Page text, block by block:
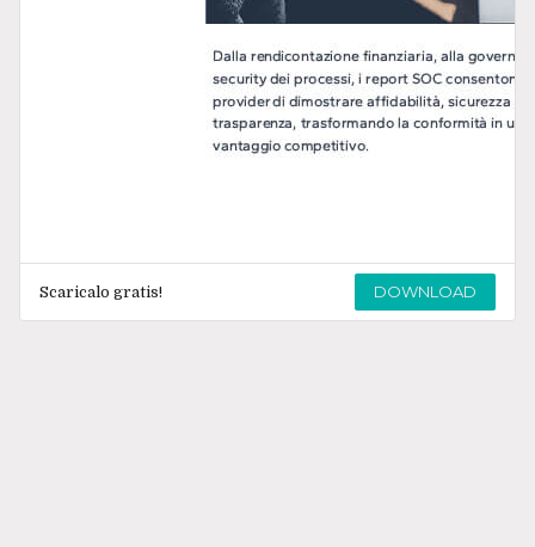
Scaricalo gratis! DOWNLOAD